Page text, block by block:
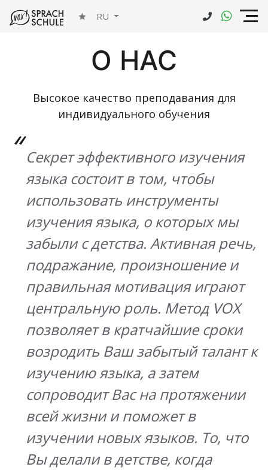
RU
О НАС
Высокое качество преподавания для
индивидуального обучения
Секрет эффективного изучения
языка состоит в том, чтобы
использовать инструменты
изучения языка, о которых мы
забыли с детства. Активная речь,
подражание, произношение и
правильная мотивация играют
центральную роль. Метод VOX
позволяет в кратчайшие сроки
возродить Ваш забытый талант к
изучению языка, а затем
сопроводит Вас на протяжении
всей жизни и поможет в
изучении новых языков. То, что
Вы делали в детстве, когда